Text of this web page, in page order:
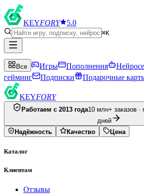
KEYFORY 5.0
⌘K
Все Игры Пополнения
гейминг
Подписки Подарочные
KEYFORY
Работаем с 2013 года10 млн+ заказов ·
дней
Надёжность
Качество Цена
Каталог
Клиентам
Отзывы